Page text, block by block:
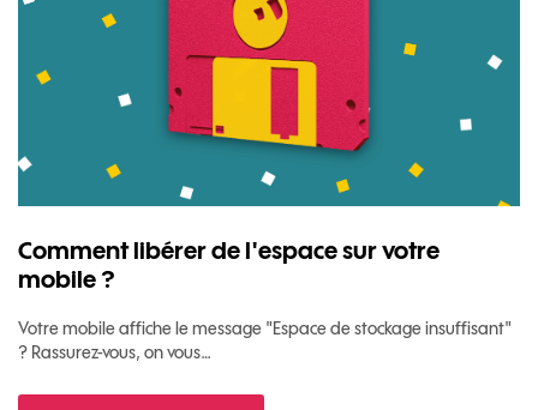
Comment libérer de l'espace sur votre
mobile ?
Votre mobile affiche le message "Espace de stockage insuffisant"
? Rassurez-vous, on vous…